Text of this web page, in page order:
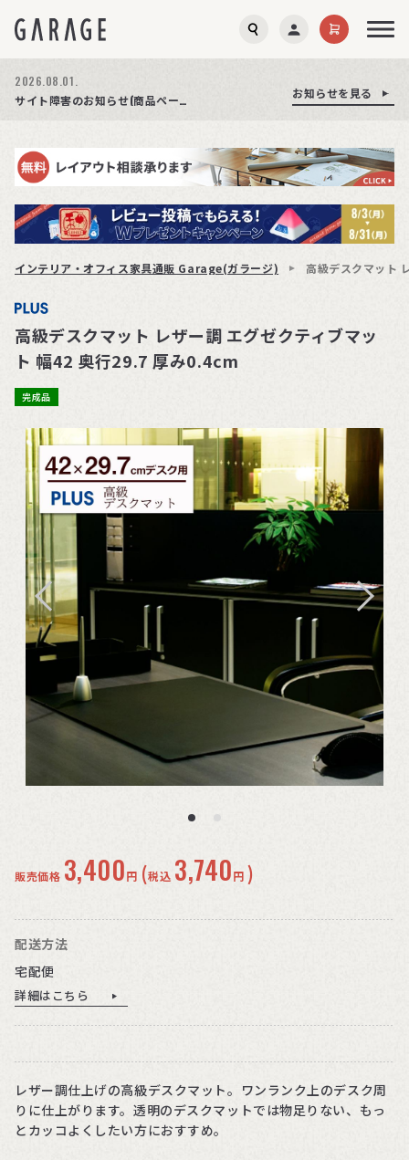
お知らせを見る
商品ページ障害復旧のお知らせ お知らせを見る
2026.08.01.
サイト障害のお知らせ(商品ページが正常に表示されない事象発生)
お知らせを見る
インテリア・オフィス家具通販 Garage(ガラージ) 高級デスクマット
高級デスクマット レザー調 エグゼクティブマッ
ト 幅42 奥行29.7 厚み0.4cm
完成品
販売価格 3,400円 (税込 3,740円 )
配送方法
宅配便
詳細はこちら
レザー調仕上げの高級デスクマット。ワンランク上のデスク周
りに仕上がります。透明のデスクマットでは物足りない、もっ
とカッコよくしたい方におすすめ。